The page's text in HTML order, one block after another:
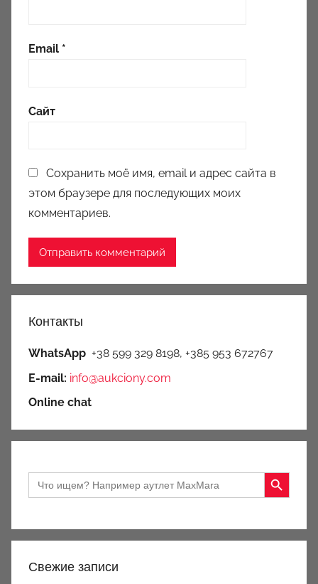
Email *
Сайт
Сохранить моё имя, email и адрес сайта в
этом браузере для последующих моих
комментариев.
Контакты
WhatsApp +38 599 329 8198, +385 953 672767
E-mail: info@aukciony.com
Online chat
Search
for:
Search Button
Свежие записи